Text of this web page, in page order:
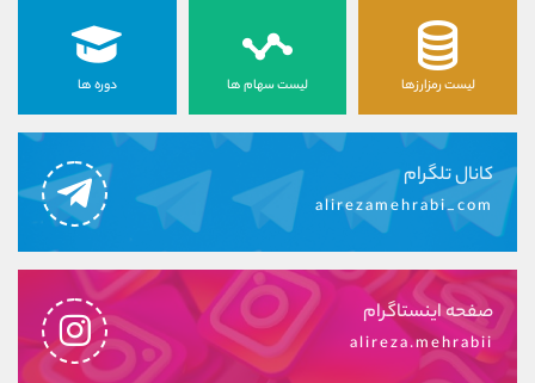
لیست رمزارزها لیست سهام ها دوره ها
کانال تلگرام
alirezamehrabi_com
صفحه اینستاگرام
alireza.mehrabii